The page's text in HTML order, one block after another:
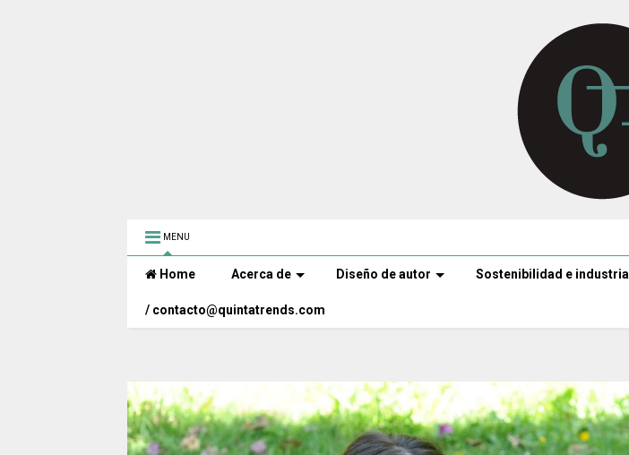
MENU
Home Acerca de Diseño de autor Sostenibilidad e industria
/ contacto@quintatrends.com